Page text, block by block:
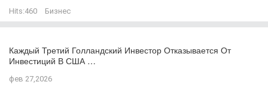
Hits:460 Бизнес
Каждый Третий Голландский Инвестор Отказывается От
Инвестиций В США …
фев 27,2026